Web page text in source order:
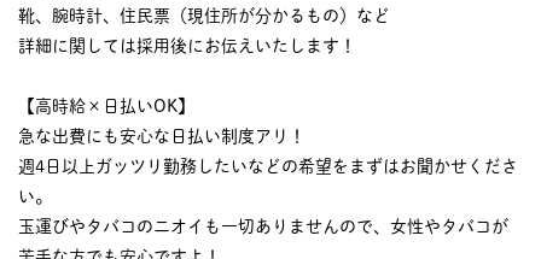
靴、腕時計、住民票（現住所が分かるもの）など
詳細に関しては採用後にお伝えいたします！
【高時給×日払いOK】
急な出費にも安心な日払い制度アリ！
週4日以上ガッツリ勤務したいなどの希望をまずはお聞かせくださ
い。
玉運びやタバコのニオイも一切ありませんので、女性やタバコが